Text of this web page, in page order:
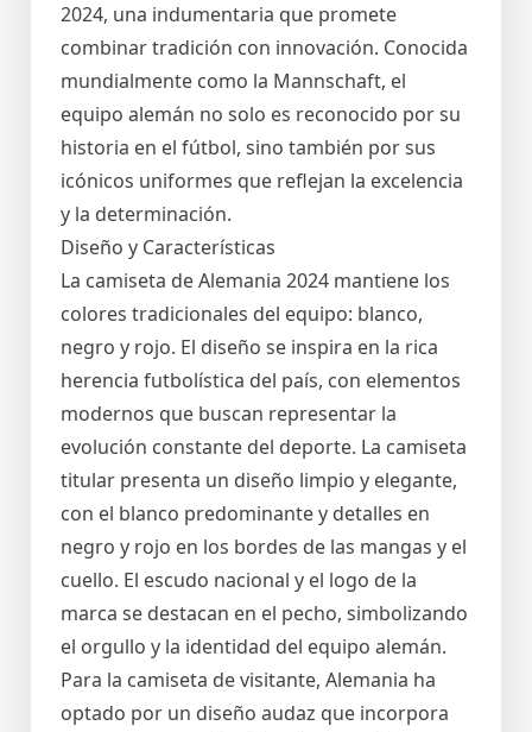
2024, una indumentaria que promete
combinar tradición con innovación. Conocida
mundialmente como la Mannschaft, el
equipo alemán no solo es reconocido por su
historia en el fútbol, sino también por sus
icónicos uniformes que reflejan la excelencia
y la determinación.
Diseño y Características
La camiseta de Alemania 2024 mantiene los
colores tradicionales del equipo: blanco,
negro y rojo. El diseño se inspira en la rica
herencia futbolística del país, con elementos
modernos que buscan representar la
evolución constante del deporte. La camiseta
titular presenta un diseño limpio y elegante,
con el blanco predominante y detalles en
negro y rojo en los bordes de las mangas y el
cuello. El escudo nacional y el logo de la
marca se destacan en el pecho, simbolizando
el orgullo y la identidad del equipo alemán.
Para la camiseta de visitante, Alemania ha
optado por un diseño audaz que incorpora